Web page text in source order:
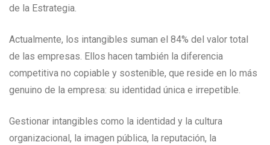
de la Estrategia.
Actualmente, los intangibles suman el 84% del valor total
de las empresas. Ellos hacen también la diferencia
competitiva no copiable y sostenible, que reside en lo más
genuino de la empresa: su identidad única e irrepetible.
Gestionar intangibles como la identidad y la cultura
organizacional, la imagen pública, la reputación, la